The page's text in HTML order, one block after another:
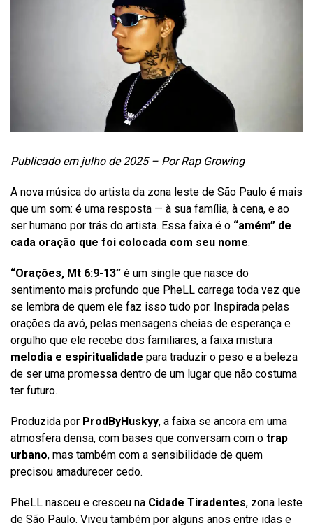
Publicado em julho de 2025 – Por Rap Growing
A nova música do artista da zona leste de São Paulo é mais
que um som: é uma resposta — à sua família, à cena, e ao
ser humano por trás do artista. Essa faixa é o “amém” de
cada oração que foi colocada com seu nome.
“Orações, Mt 6:9-13” é um single que nasce do
sentimento mais profundo que PheLL carrega toda vez que
se lembra de quem ele faz isso tudo por. Inspirada pelas
orações da avó, pelas mensagens cheias de esperança e
orgulho que ele recebe dos familiares, a faixa mistura
melodia e espiritualidade para traduzir o peso e a beleza
de ser uma promessa dentro de um lugar que não costuma
ter futuro.
Produzida por ProdByHuskyy, a faixa se ancora em uma
atmosfera densa, com bases que conversam com o trap
urbano, mas também com a sensibilidade de quem
precisou amadurecer cedo.
PheLL nasceu e cresceu na Cidade Tiradentes, zona leste
de São Paulo. Viveu também por alguns anos entre idas e